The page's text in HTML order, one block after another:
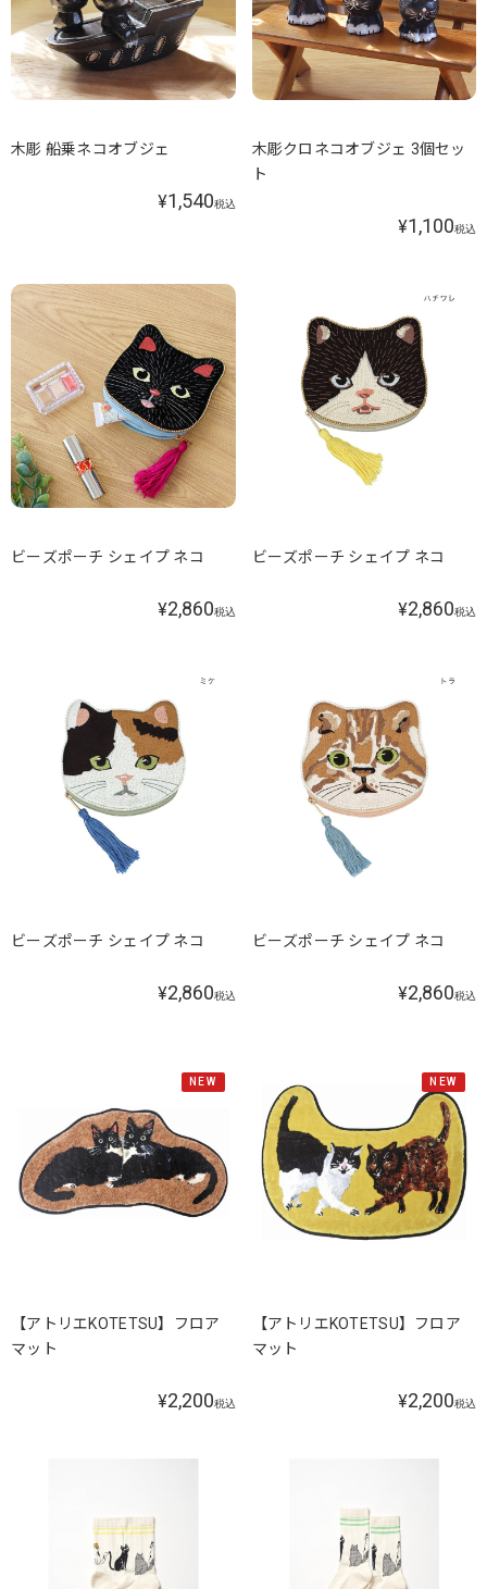
木彫 船乗ネコオブジェ
¥1,540税込
木彫クロネコオブジェ 3個セッ
ト
¥1,100税込
ビーズポーチ シェイプ ネコ
¥2,860税込
ビーズポーチ シェイプ ネコ
¥2,860税込
ビーズポーチ シェイプ ネコ
¥2,860税込
ビーズポーチ シェイプ ネコ
¥2,860税込
NEW
【アトリエKOTETSU】フロア
マット
¥2,200税込
NEW
【アトリエKOTETSU】フロア
マット
¥2,200税込